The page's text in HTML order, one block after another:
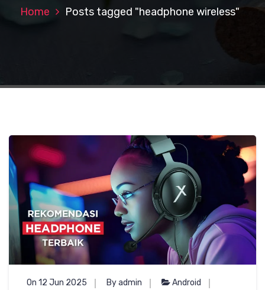
Home Posts tagged "headphone wireless"
On 12 Jun 2025 By admin
Android